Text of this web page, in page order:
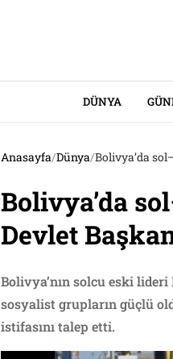
DÜNYA
Anasayfa/Dünya/Bolivya’da
Bolivya’da
Devlet
Bolivya’nın solcu eski
sosyalist grupların güçlü
istifasını talep etti.